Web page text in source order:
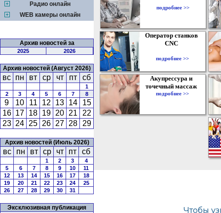
Радио онлайн
WEB камеры онлайн
Архив новостей за
2025 2026
Архив новостей (Август 2026)
вс пн вт ср чт пт сб
1
2
3 4 5 6 7 8
9 10 11 12 13 14
15
16 17 18 19 20 21
22
23 24 25 26 27 28 29
Архив новостей (Июль 2026)
вс пн вт ср чт пт сб
1 2 3
4
5
6 7 8 9 10
11
12
13 14 15 16 17
18
19
20 21 22 23 24
25
26
27 28 29 30 31
Эксклюзивная публикация
подробнее >>
Оператор станков
CNC
подробнее >>
Акупрессура и
точечный массаж
подробнее >>